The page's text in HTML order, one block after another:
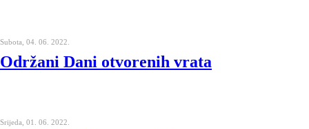
Subota, 04. 06. 2022.
Održani Dani otvorenih vrata
Srijeda, 01. 06. 2022.